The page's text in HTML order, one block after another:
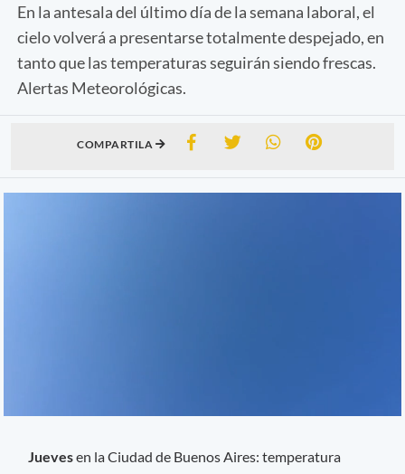
En la antesala del último día de la semana laboral, el
cielo volverá a presentarse totalmente despejado, en
tanto que las temperaturas seguirán siendo frescas.
Alertas Meteorológicas.
COMPARTILA
Juevesen la Ciudad de Buenos Aires: temperatura